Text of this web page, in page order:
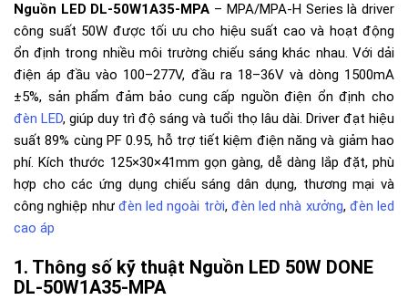
Nguồn LED DL-50W1A35-MPA – MPA/MPA-H Series là driver
công suất 50W được tối ưu cho hiệu suất cao và hoạt động
ổn định trong nhiều môi trường chiếu sáng khác nhau. Với dải
điện áp đầu vào 100–277V, đầu ra 18–36V và dòng 1500mA
±5%, sản phẩm đảm bảo cung cấp nguồn điện ổn định cho
đèn LED, giúp duy trì độ sáng và tuổi thọ lâu dài. Driver đạt hiệu
suất 89% cùng PF 0.95, hỗ trợ tiết kiệm điện năng và giảm hao
phí. Kích thước 125×30×41mm gọn gàng, dễ dàng lắp đặt, phù
hợp cho các ứng dụng chiếu sáng dân dụng, thương mại và
công nghiệp như đèn led ngoài trời, đèn led nhà xưởng, đèn led
cao áp
Thông số kỹ thuật Nguồn LED 50W DONE
DL-50W1A35-MPA